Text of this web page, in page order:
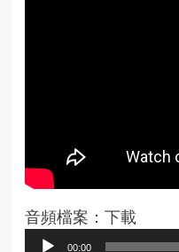
音頻檔案： 下載
Audio
00:00